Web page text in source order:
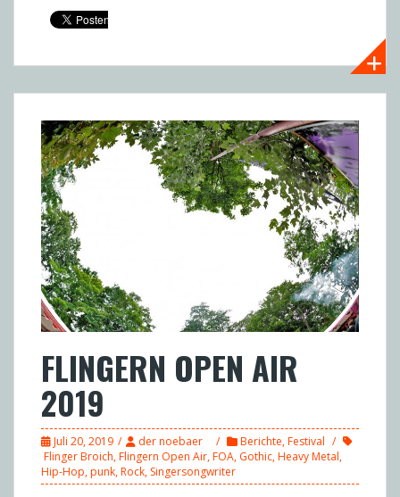
FLINGERN OPEN AIR
2019
Juli 20, 2019 der noebaer Berichte,Festival
Flinger Broich,Flingern Open Air,FOA, Gothic,Heavy Metal,
Hip-Hop,punk,Rock, Singersongwriter